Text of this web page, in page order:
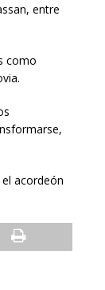
entre
como
acordeón